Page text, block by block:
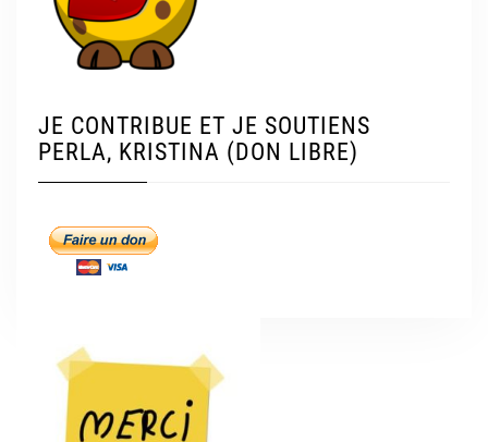
JE CONTRIBUE ET JE SOUTIENS
PERLA, KRISTINA (DON LIBRE)